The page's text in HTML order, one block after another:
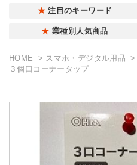
注目のキーワード
業種別人気商品
HOME スマホ・デジタル用品
３個口コーナータップ